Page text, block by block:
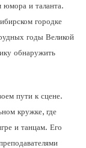
юмора и таланта.
городке
годы Великой
обнаружить
пути к сцене.
кружке, где
и танцам. Его